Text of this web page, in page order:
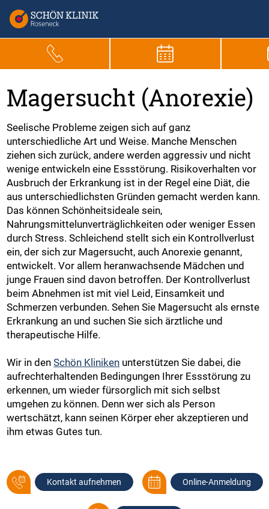
Magersucht (Anorexie)
Seelische Probleme zeigen sich auf ganz
unterschiedliche Art und Weise. Manche Menschen
ziehen sich zurück, andere werden aggressiv und nicht
wenige entwickeln eine Essstörung. Risikoverhalten vor
Ausbruch der Erkrankung ist in der Regel eine Diät, die
aus unterschiedlichsten Gründen gemacht werden kann.
Das können Schönheitsideale sein,
Nahrungsmittelunverträglichkeiten oder weniger Essen
durch Stress. Schleichend stellt sich ein Kontrollverlust
ein, der sich zur Magersucht, auch Anorexie genannt,
entwickelt. Vor allem heranwachsende Mädchen und
junge Frauen sind davon betroffen. Der Kontrollverlust
beim Abnehmen ist mit viel Leid, Einsamkeit und
Schmerzen verbunden. Sehen Sie Magersucht als ernste
Erkrankung an und suchen Sie sich ärztliche und
therapeutische Hilfe.
Wir in denSchön Kliniken unterstützen Sie dabei, die
aufrechterhaltenden Bedingungen Ihrer Essstörung zu
erkennen, um wieder fürsorglich mit sich selbst
umgehen zu können. Denn wer sich als Person
wertschätzt, kann seinen Körper eher akzeptieren und
ihm etwas Gutes tun.
Kontakt aufnehmen Online-Anmeldung